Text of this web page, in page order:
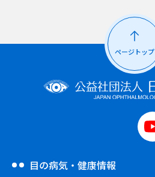
ページトップ
目の病気・健康情報